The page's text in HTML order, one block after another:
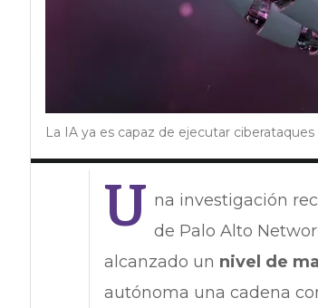
La IA ya es capaz de ejecutar
U na investigación
de Palo Alto
alcanzado un nivel de
autónoma una cadena